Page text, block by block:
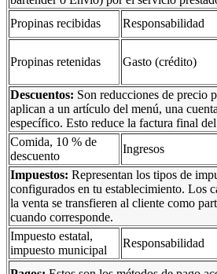
Propinas recibidas
Responsabilidad
Propinas retenidas Gasto (crédito)
Descuentos: Son reducciones de precio
aplican a un artículo del menú, una
específico. Esto reduce la factura final
Comida, 10 % de
descuento
Ingresos
Impuestos: Representan los tipos de
configurados en tu establecimiento. Los
la venta se transfieren al cliente como
cuando corresponde.
Impuesto estatal,
impuesto municipal
Responsabilidad